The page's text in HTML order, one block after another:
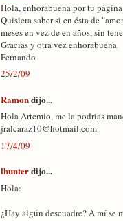
Hola, enhorabuena por tu
Quisiera saber si en ésta de
meses en vez de en años, sin
Gracias y otra vez enhorabuena
Fernando
25/2/09
Ramondijo...
Hola Artemio, me la podrias
jralcaraz10@hotmail.com
17/4/09
lhunterdijo...
Hola:
¿Hay algún descuadre? A mí se